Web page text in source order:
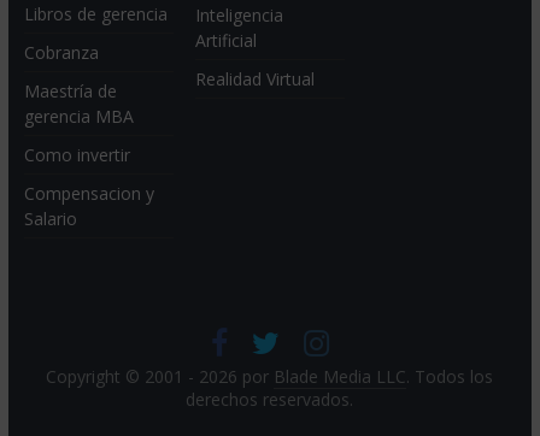
Libros de gerencia
Cobranza
Maestría de
gerencia MBA
Como invertir
Compensacion y
Salario
Inteligencia
Artificial
Realidad Virtual
Copyright © 2001 - 2026 por Blade Media LLC. Todos los
derechos reservados.